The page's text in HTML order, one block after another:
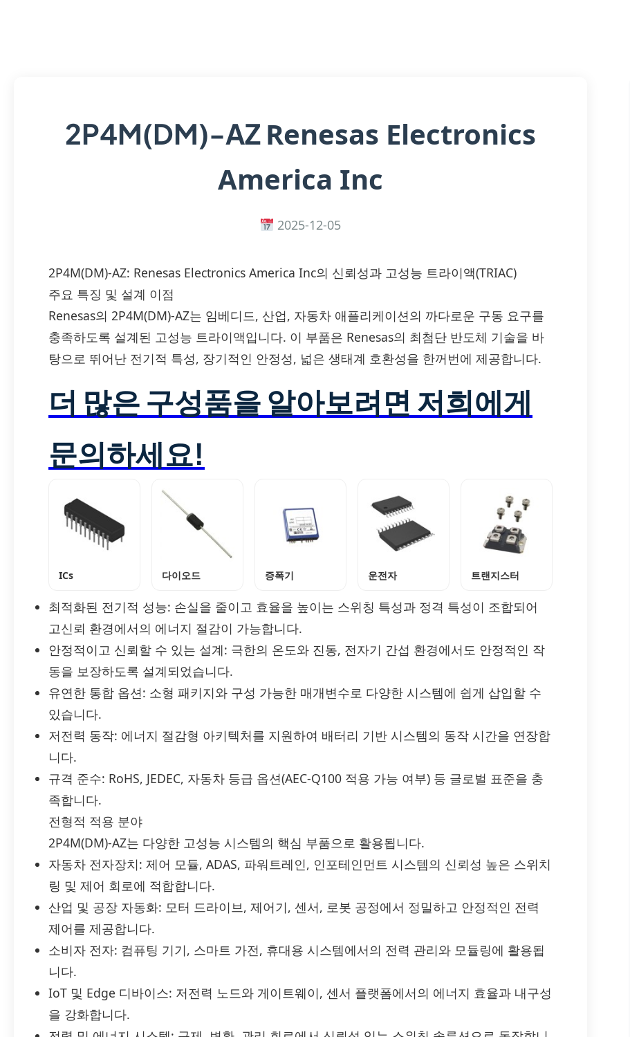
2P4M(DM)-AZRenesas Electronics
America Inc
2025-12-05
2P4M(DM)-AZ: Renesas Electronics America Inc의 신뢰성과 고성능 트라이액(TRIAC)
주요 특징 및 설계 이점
Renesas의 2P4M(DM)-AZ는 임베디드, 산업, 자동차 애플리케이션의 까다로운 구동 요구를
충족하도록 설계된 고성능 트라이액입니다. 이 부품은 Renesas의 최첨단 반도체 기술을 바
탕으로 뛰어난 전기적 특성, 장기적인 안정성, 넓은 생태계 호환성을 한꺼번에 제공합니다.
더 많은 구성품을 알아보려면 저희에게
문의하세요!
ICs 다이오드 증폭기 운전자 트랜지스터
최적화된 전기적 성능: 손실을 줄이고 효율을 높이는 스위칭 특성과 정격 특성이 조합되어
고신뢰 환경에서의 에너지 절감이 가능합니다.
안정적이고 신뢰할 수 있는 설계: 극한의 온도와 진동, 전자기 간섭 환경에서도 안정적인 작
동을 보장하도록 설계되었습니다.
유연한 통합 옵션: 소형 패키지와 구성 가능한 매개변수로 다양한 시스템에 쉽게 삽입할 수
있습니다.
저전력 동작: 에너지 절감형 아키텍처를 지원하여 배터리 기반 시스템의 동작 시간을 연장합
니다.
규격 준수: RoHS, JEDEC, 자동차 등급 옵션(AEC-Q100 적용 가능 여부) 등 글로벌 표준을 충
족합니다.
전형적 적용 분야
2P4M(DM)-AZ는 다양한 고성능 시스템의 핵심 부품으로 활용됩니다.
자동차 전자장치: 제어 모듈, ADAS, 파워트레인, 인포테인먼트 시스템의 신뢰성 높은 스위치
링 및 제어 회로에 적합합니다.
산업 및 공장 자동화: 모터 드라이브, 제어기, 센서, 로봇 공정에서 정밀하고 안정적인 전력
제어를 제공합니다.
소비자 전자: 컴퓨팅 기기, 스마트 가전, 휴대용 시스템에서의 전력 관리와 모듈링에 활용됩
니다.
IoT 및 Edge 디바이스: 저전력 노드와 게이트웨이, 센서 플랫폼에서의 에너지 효율과 내구성
을 강화합니다.